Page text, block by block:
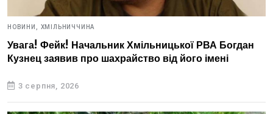
НОВИНИ, ХМІЛЬНИЧЧИНА
Увага! Фейк! Начальник Хмільницької РВА Богдан
Кузнец заявив про шахрайство від його імені
3 серпня, 2026